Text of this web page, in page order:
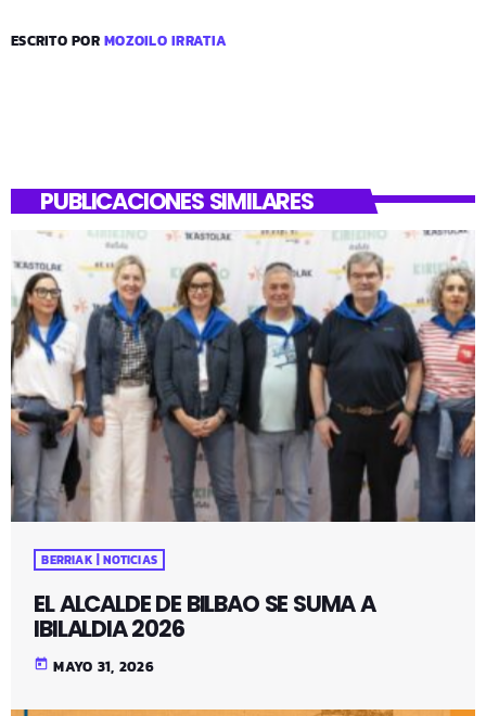
ESCRITO PORMOZOILO IRRATIA
PUBLICACIONES SIMILARES
BERRIAK | NOTICIAS
EL ALCALDE DE BILBAO SE SUMA A
IBILALDIA 2026
today MAYO 31, 2026